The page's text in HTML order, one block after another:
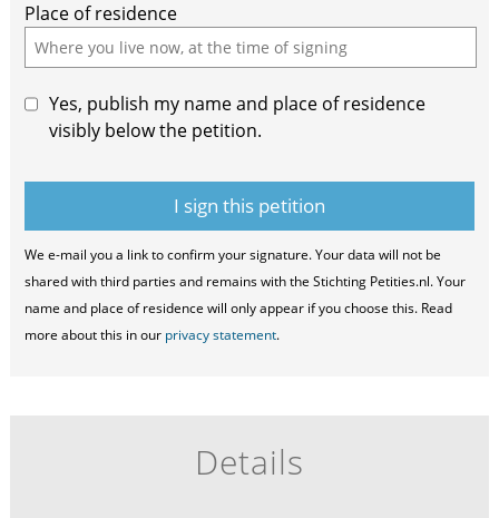
Place of residence
Yes, publish my name and place of residence
visibly below the petition.
We e-mail you a link to confirm your signature. Your data will not be
shared with third parties and remains with the Stichting Petities.nl. Your
name and place of residence will only appear if you choose this. Read
more about this in our privacy statement.
Details